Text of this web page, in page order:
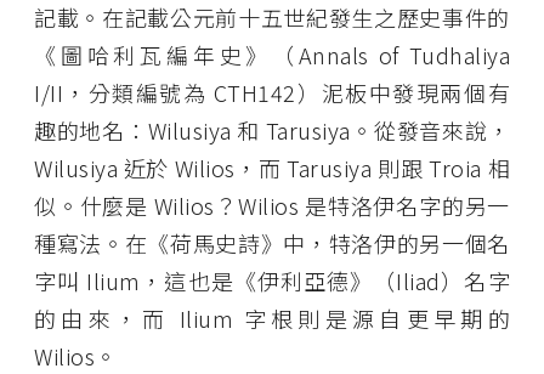
記載。在記載公元前十五世紀發生之歷史事件的
《圖哈利瓦編年史》（Annals of Tudhaliya
I/II，分類編號為 CTH142）泥板中發現兩個有
趣的地名：Wilusiya 和 Tarusiya。從發音來說，
Wilusiya 近於 Wilios，而 Tarusiya 則跟 Troia 相
似。什麼是 Wilios？Wilios 是特洛伊名字的另一
種寫法。在《荷馬史詩》中，特洛伊的另一個名
字叫 Ilium，這也是《伊利亞德》（Iliad）名字
的由來，而 Ilium 字根則是源自更早期的
Wilios。